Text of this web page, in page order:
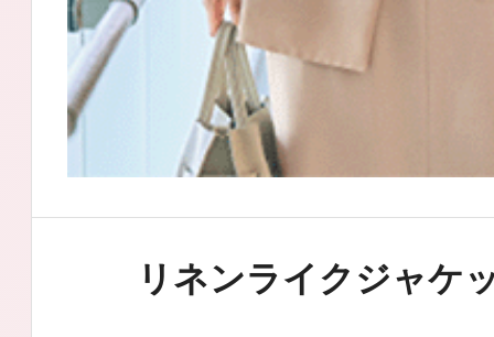
お友達紹介サ
定期お届けサ
リネンライクジャケ